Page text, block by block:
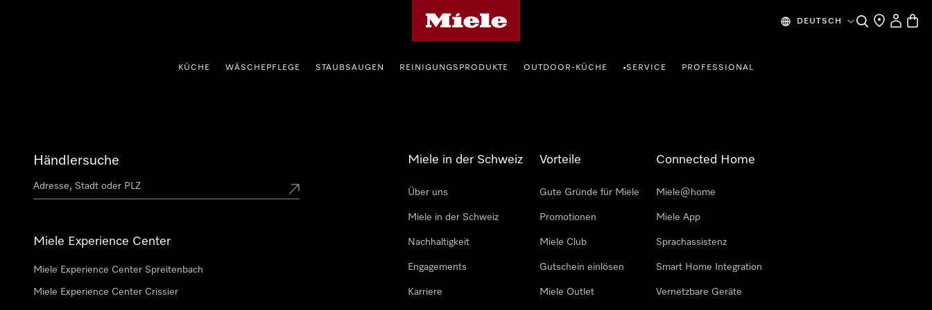
DEUTSCH SucheHändlersuche
Mein
KÜCHE WÄSCHEPFLEGE STAUBSAUGEN REINIGUNGSPRODUKTE OUTDOOR-KÜCHE •SERVICE PROFESSIONAL
Händlersuche
Miele Experience Center
Miele Experience Center Spreitenbach
Miele Experience Center Crissier
Miele in der Schweiz
Über uns
Miele in der Schweiz
Nachhaltigkeit
Engagements
Karriere
Vorteile
Gute Gründe für Miele
Promotionen
Miele Club
Gutschein einlösen
Miele Outlet
Connected Home
Miele@home
Miele App
Sprachassistenz
Smart Home Integration
Vernetzbare Geräte